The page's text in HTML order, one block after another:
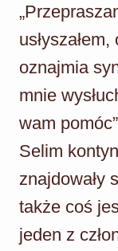
oznajmia
mnie
wam
Selim
znajdowały
także coś
jeden z